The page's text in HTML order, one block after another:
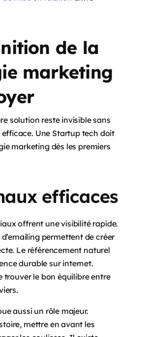
de la
marketing
solution reste invisible sans
Une Startup tech doit
marketing dès les premiers
efficaces
offrent une visibilité rapide.
permettent de créer
Le référencement naturel
durable sur internet.
trouver le bon équilibre entre
aussi un rôle majeur.
mettre en avant les